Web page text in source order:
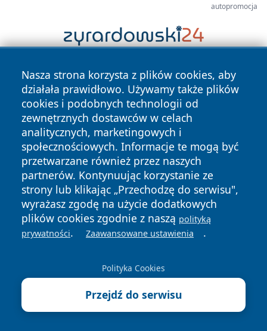
autopromocja
Nasza strona korzysta z plików cookies, aby
działała prawidłowo. Używamy także plików
cookies i podobnych technologii od
zewnętrznych dostawców w celach
analitycznych, marketingowych i
społecznościowych. Informacje te mogą być
przetwarzane również przez naszych
partnerów. Kontynuując korzystanie ze
strony lub klikając „Przechodzę do serwisu",
wyrażasz zgodę na użycie dodatkowych
plików cookies zgodnie z naszą polityką
prywatności. Zaawansowane ustawienia .
Polityka Cookies
Przejdź do serwisu
Copyright © 2026 informacjelodzkie.pl Wszystkie prawa
zastrzeżone.
News Autorzy
Polityka
Prywatności
Polityka
Cookies